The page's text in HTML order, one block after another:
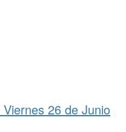
Viernes 26 de Junio